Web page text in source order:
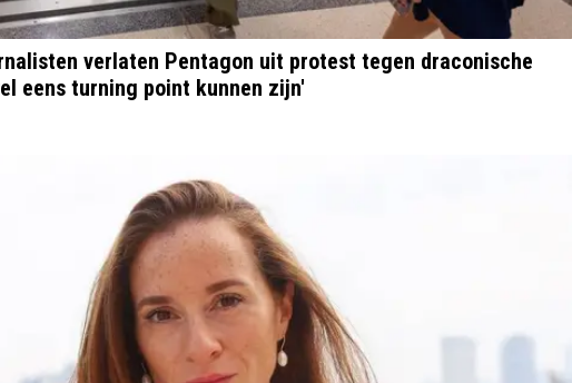
verlaten Pentagon uit protest tegen draconische
eens turning point kunnen zijn'